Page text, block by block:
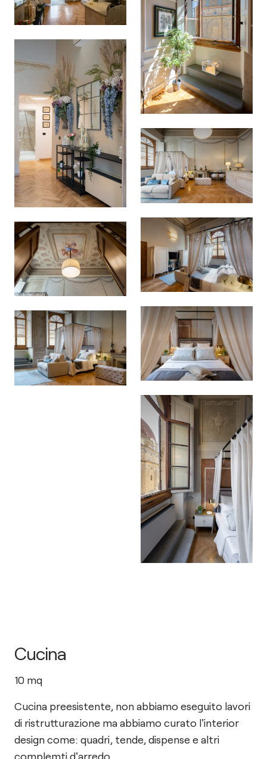
Cucina
10 mq
Cucina preesistente, non abbiamo eseguito lavori
di ristrutturazione ma abbiamo curato l'interior
design come: quadri, tende, dispense e altri
complemti d'arredo.